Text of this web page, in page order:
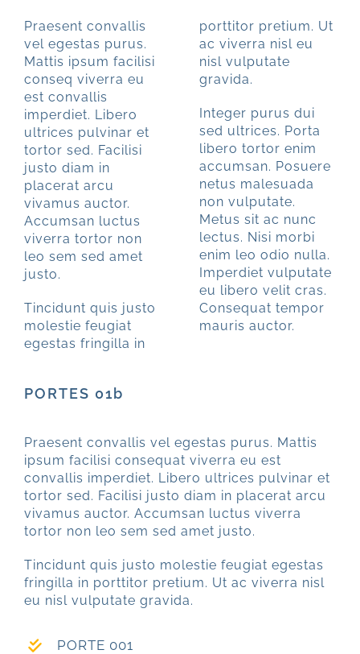
Praesent convallis
vel egestas purus.
Mattis ipsum facilisi
conseq viverra eu
est convallis
imperdiet. Libero
ultrices pulvinar et
tortor sed. Facilisi
justo diam in
placerat arcu
vivamus auctor.
Accumsan luctus
viverra tortor non
leo sem sed amet
justo.
Tincidunt quis justo
molestie feugiat
egestas fringilla in
porttitor pretium. Ut
ac viverra nisl eu
nisl vulputate
gravida.
Integer purus dui
sed ultrices. Porta
libero tortor enim
accumsan. Posuere
netus malesuada
non vulputate.
Metus sit ac nunc
lectus. Nisi morbi
enim leo odio nulla.
Imperdiet vulputate
eu libero velit cras.
Consequat tempor
mauris auctor.
PORTES 01b
Praesent convallis vel egestas purus. Mattis
ipsum facilisi consequat viverra eu est
convallis imperdiet. Libero ultrices pulvinar et
tortor sed. Facilisi justo diam in placerat arcu
vivamus auctor. Accumsan luctus viverra
tortor non leo sem sed amet justo.
Tincidunt quis justo molestie feugiat egestas
fringilla in porttitor pretium. Ut ac viverra nisl
eu nisl vulputate gravida.
PORTE 001